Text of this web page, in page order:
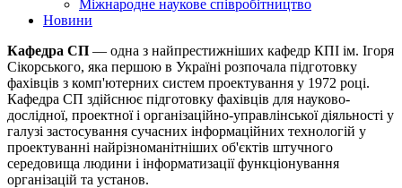
Міжнародне наукове співробітництво
Новини
Кафедра СП — одна з найпрестижніших кафедр КПІ ім. Ігоря
Сікорського, яка першою в Україні розпочала підготовку
фахівців з комп'ютерних систем проектування у 1972 році.
Кафедра СП здійснює підготовку фахівців для науково-
дослідної, проектної і організаційно-управлінської діяльності у
галузі застосування сучасних інформаційних технологій у
проектуванні найрізноманітніших об'єктів штучного
середовища людини і інформатизації функціонування
організацій та установ.